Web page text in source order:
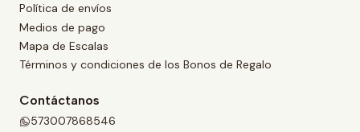
Política de envíos
Medios de pago
Mapa de Escalas
Términos y condiciones de los Bonos de Regalo
Contáctanos
573007868546